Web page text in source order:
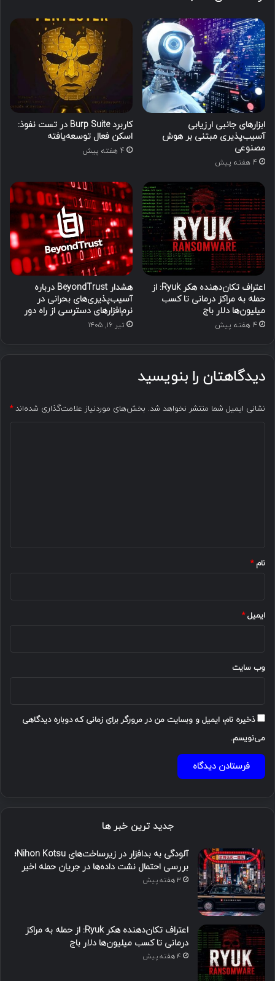
ابزارهای جانبی ارزیابی
آسیب‌پذیری مبتنی بر هوش
مصنوعی
4 هفته پیش
کاربرد Burp Suite در تست نفوذ:
اسکن فعال توسعه‌یافته
4 هفته پیش
اعتراف تکان‌دهنده هکر Ryuk: از
حمله به مراکز درمانی تا کسب
میلیون‌ها دلار باج
4 هفته پیش
هشدار BeyondTrust درباره
آسیب‌پذیری‌های بحرانی در
نرم‌افزارهای دسترسی از راه دور
تیر ۱۶, ۱۴۰۵
دیدگاهتان را بنویسید
نشانی ایمیل شما منتشر نخواهد شد. بخش‌های موردنیاز علامت‌گذاری شده‌اند*
نام*
ایمیل*
وب‌ سایت
ذخیره نام، ایمیل و وبسایت من در مرورگر برای زمانی که دوباره دیدگاهی
می‌نویسم.
جدید ترین خبر ها
آلودگی به بدافزار در زیرساخت‌های Nihon Kotsu؛
بررسی احتمال نشت داده‌ها در جریان حمله اخیر
3 هفته پیش
اعتراف تکان‌دهنده هکر Ryuk: از حمله به مراکز
درمانی تا کسب میلیون‌ها دلار باج
4 هفته پیش